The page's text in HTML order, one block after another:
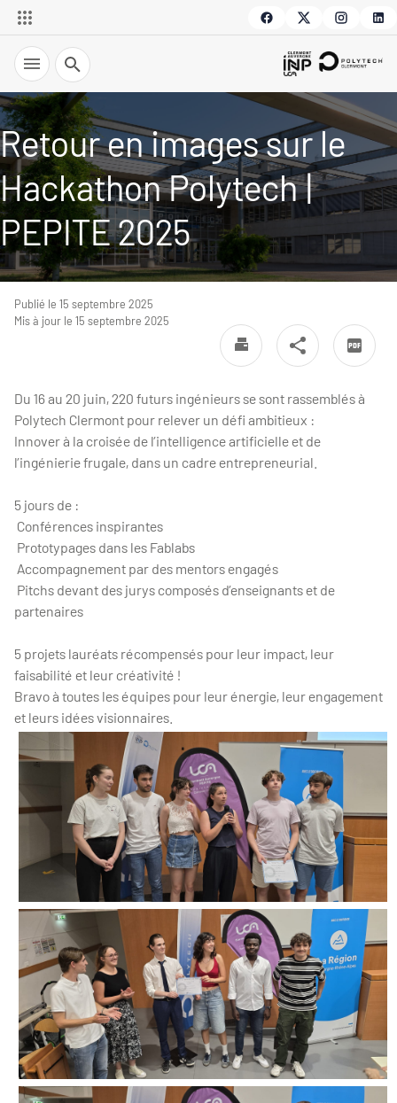
Recherche
Retour en images sur le
Hackathon Polytech |
PEPITE 2025
Publié le 15 septembre 2025
Mis à jour le 15 septembre 2025
Du 16 au 20 juin, 220 futurs ingénieurs se sont rassemblés à
Polytech Clermont pour relever un défi ambitieux :
Innover à la croisée de l’intelligence artificielle et de
l’ingénierie frugale, dans un cadre entrepreneurial.
5 jours de :
Conférences inspirantes
Prototypages dans les Fablabs
Accompagnement par des mentors engagés
Pitchs devant des jurys composés d’enseignants et de
partenaires
5 projets lauréats récompensés pour leur impact, leur
faisabilité et leur créativité !
Bravo à toutes les équipes pour leur énergie, leur engagement
et leurs idées visionnaires.